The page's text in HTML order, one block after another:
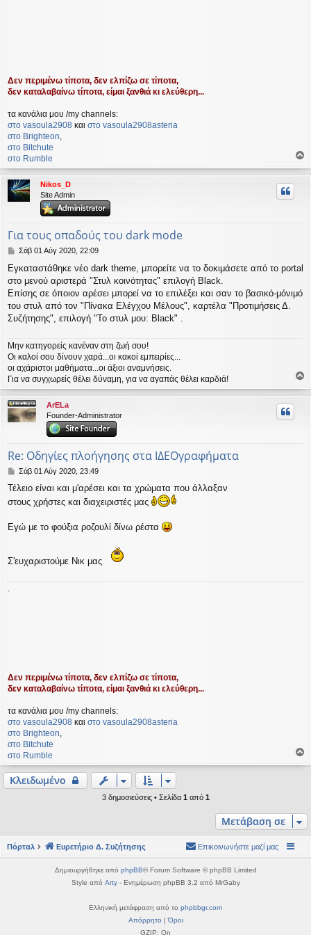
Δεν περιμένω τίποτα, δεν ελπίζω σε τίποτα,
δεν καταλαβαίνω τίποτα, είμαι ξανθιά κι ελεύθερη...
τα κανάλια μου /my channels:
στο vasoula2908 και στο vasoula2908asteria
στο Βrighteon,
στο Bitchute
στο Rumble
ο
ρ
Nikos_D
Site Admin
Για τους οπαδούς του dark mode
Δ
μ
ο
σ
υ
η
Σάβ 01 Αύγ 2020, 22:09
Εγκαταστάθηκε νέο dark theme, μπορείτε να το δοκιμάσετε από το portal
στο μενού αριστερά "Στυλ κοινότητας" επιλογή Black.
Επίσης σε όποιον αρέσει μπορεί να το επιλέξει και σαν το βασικό-μόνιμό
του στυλ από τον "Πίνακα Ελέγχου Μέλους", καρτέλα "Προτιμήσεις Δ.
Συζήτησης", επιλογή "Το στυλ μου: Black" .
Μην κατηγορείς κανέναν στη ζωή σου!
Οι καλοί σου δίνουν χαρά...οι κακοί εμπειρίες...
οι αχάριστοι μαθήματα...οι άξιοι αναμνήσεις.
Για να συγχωρείς θέλει δύναμη, για να αγαπάς θέλει καρδιά!
ο
ρ
ArELa
Founder-Administrator
Re: Οδηγίες πλοήγησης στα ΙΔΕΟγραφήματα
Δ
μ
ο
ε
η
Σάβ 01 Αύγ 2020, 23:49
Τέλειο είναι και μ'αρέσει και τα χρώματα που άλλαξαν
στους χρήστες και διαχειριστές μας
Εγώ με το φούξια ροζουλί δίνω ρέστα
Σ'ευχαριστούμε Νικ μας
.
Δεν περιμένω τίποτα, δεν ελπίζω σε τίποτα,
δεν καταλαβαίνω τίποτα, είμαι ξανθιά κι ελεύθερη...
τα κανάλια μου /my channels:
στο vasoula2908 και στο vasoula2908asteria
στο Βrighteon,
στο Bitchute
στο Rumble
ο
Κλειδωμένο
3 δημοσιεύσεις • Σελίδα 1 από 1
Μετάβαση σε
Πόρταλ Ευρετήριο Δ. Συζήτησης Επικοινωνήστε μαζί μας
Δημιουργήθηκε από phpBB® Forum Software © phpBB Limited
Style από Arty- Ενημέρωση phpBB 3.2 από MrGaby
Ελληνική μετάφραση από το phpbbgr.com
Απόρρητο |Όροι
GZIP: On